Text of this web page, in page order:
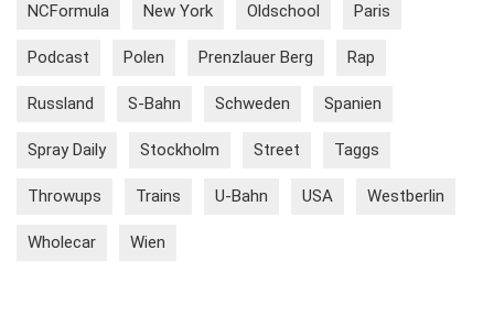
NCFormula New York Oldschool Paris
Podcast Polen Prenzlauer Berg Rap
Russland S-Bahn Schweden Spanien
Spray Daily Stockholm Street Taggs
Throwups Trains U-Bahn USA Westberlin
Wholecar Wien